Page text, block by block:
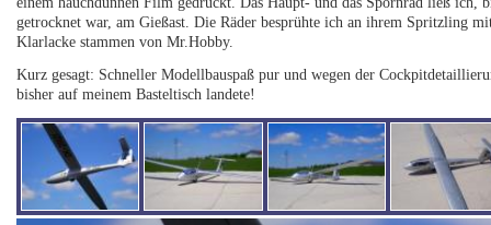
getrocknet war, am Gießast. Die Räder besprühte ich an ihrem Spritzling
Klarlacke stammen von Mr.Hobby.
Kurz gesagt: Schneller Modellbauspaß pur und wegen der
bisher auf meinem Basteltisch landete!